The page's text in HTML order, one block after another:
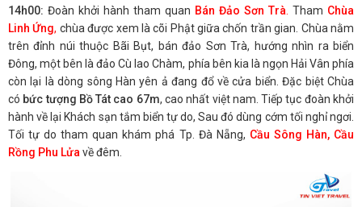
14h00: Đoàn khởi hành tham quan Bán Đảo Sơn Trà Tham Chùa
Linh Ứng, chùa được xem là cõi Phật giữa chốn trần gian. Chùa nằm
trên đỉnh núi thuộc Bãi Bụt, bán đảo Sơn Trà, hướng nhìn ra biển
Đông, một bên là đảo Cù lao Chàm, phía bên kia là ngọn Hải Vân phía
còn lại là dòng sông Hàn yên ả đang đổ về cửa biển. Đặc biệt Chùa
có bức tượng Bồ Tát cao 67m, cao nhất việt nam. Tiếp tục đoàn khởi
hành về lại Khách sạn tắm biển tự do, Sau đó dùng cớm tối nghỉ ngơi.
Tối tự do tham quan khám phá Tp. Đà Nẵng, Cầu Sông Hàn, Cầu
Rồng Phu Lửa về đêm.